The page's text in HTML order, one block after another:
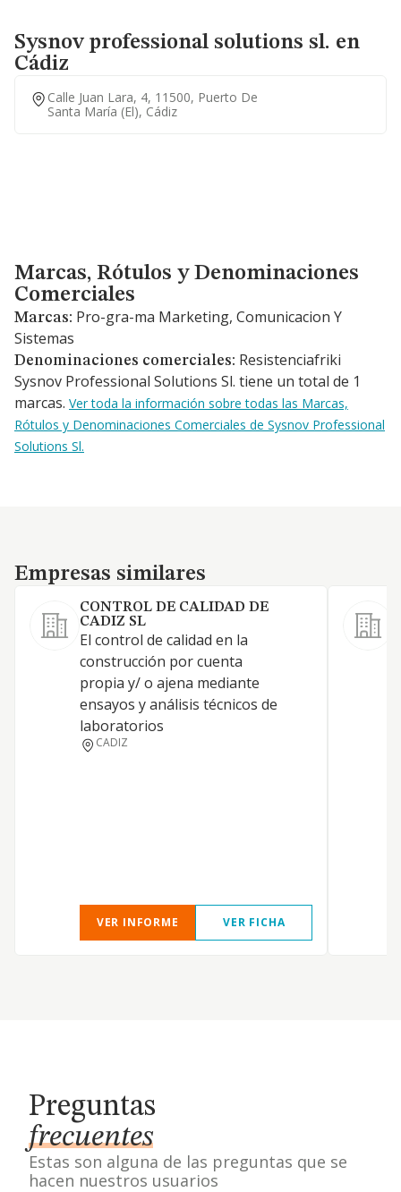
Sysnov professional solutions sl. en
Cádiz
Calle Juan Lara, 4, 11500, Puerto De
Santa María (el), Cádiz
Marcas, Rótulos y Denominaciones Comerciales
Marcas, Rótulos y Denominaciones
Comerciales
Marcas: Pro-gra-ma Marketing, Comunicacion Y
Sistemas
Denominaciones comerciales: Resistenciafriki
Sysnov Professional Solutions Sl. tiene un total de 1
marcas. Ver toda la información sobre todas las Marcas,
Rótulos y Denominaciones Comerciales de Sysnov Professional
Solutions Sl.
Empresas similares
Empresas similares
CONTROL DE CALIDAD DE
CADIZ SL
El control de calidad en la
construcción por cuenta
propia y/ o ajena mediante
ensayos y análisis técnicos de
laboratorios
CADIZ
VER INFORME VER FICHA
Preguntas
frecuentes
Estas son alguna de las preguntas que se
hacen nuestros usuarios